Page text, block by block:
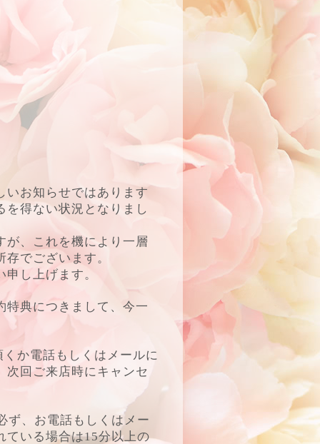
お知らせではあります
を得ない状況となりまし
が、これを機により一層
でございます。
し上げます。
特典につきまして、今一
か電話もしくはメールに
次回ご来店時にキャンセ
ず、お電話もしくはメー
ている場合は15分以上の